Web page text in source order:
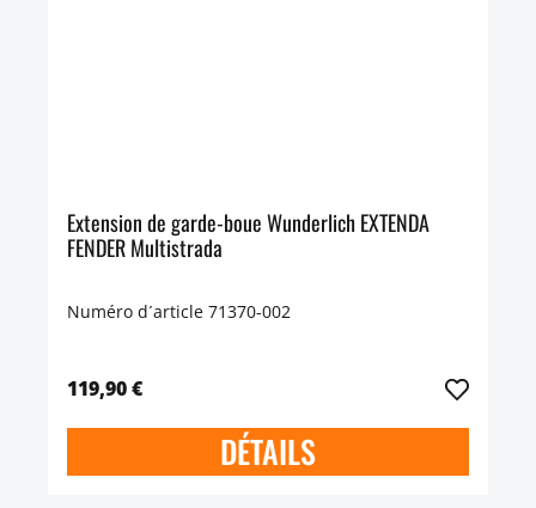
Extension de garde-boue Wunderlich EXTENDA
FENDER Multistrada
Numéro d´article 71370-002
119,90 €
DÉTAILS